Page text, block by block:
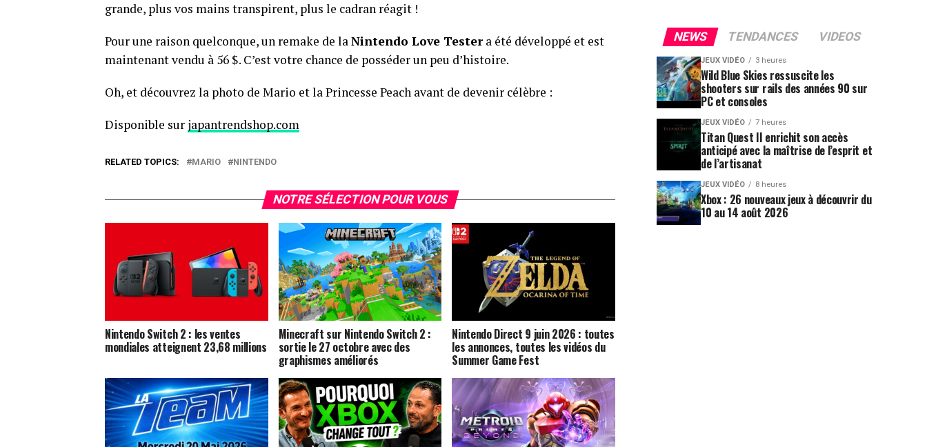
grande, plus vos mains transpirent, plus le cadran réagit !
Pour une raison quelconque, un remake de laNintendo Love Testera été développé et est
maintenant vendu à 56 $. C’est votre chance de posséder un peu d’histoire.
Oh, et découvrez la photo de Mario et la Princesse Peach avant de devenir célèbre :
Disponible sur japantrendshop.com
RELATED TOPICS: MARIO NINTENDO
NOTRE SÉLECTION POUR VOUS
Nintendo Switch 2 : les ventes
mondiales atteignent 23,68 millions
Minecraft sur Nintendo Switch 2 :
sortie le 27 octobre avec des
graphismes améliorés
Nintendo Direct 9 juin 2026 : toutes
les annonces, toutes les vidéos du
Summer Game Fest
NEWS TENDANCES VIDEOS
JEUX VIDÉO 3 heures
Wild Blue Skies ressuscite les
shooters sur rails des années 90 sur
PC et consoles
JEUX VIDÉO 7 heures
Titan Quest II enrichit son accès
anticipé avec la maîtrise de l’esprit et
de l’artisanat
JEUX VIDÉO 8 heures
Xbox : 26 nouveaux jeux à découvrir du
10 au 14 août 2026